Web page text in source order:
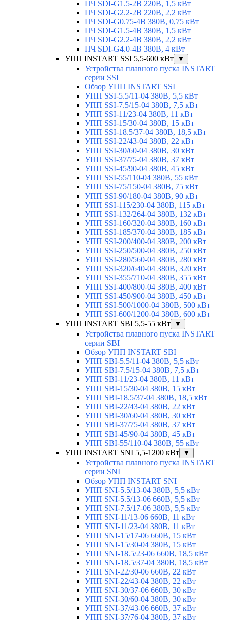
ПЧ SDI-G1.5-2B 220В, 1,5 кВт
ПЧ SDI-G2.2-2B 220В, 2,2 кВт
ПЧ SDI-G0.75-4B 380В, 0,75 кВт
ПЧ SDI-G1.5-4B 380В, 1,5 кВт
ПЧ SDI-G2.2-4B 380В, 2,2 кВт
ПЧ SDI-G4.0-4B 380В, 4 кВт
УПП INSTART SSI 5,5-600 кВт
▼
Устройства плавного пуска INSTART
серии SSI
Обзор УПП INSTART SSI
УПП SSI-5.5/11-04 380В, 5,5 кВт
УПП SSI-7.5/15-04 380В, 7,5 кВт
УПП SSI-11/23-04 380В, 11 кВт
УПП SSI-15/30-04 380В, 15 кВт
УПП SSI-18.5/37-04 380В, 18,5 кВт
УПП SSI-22/43-04 380В, 22 кВт
УПП SSI-30/60-04 380В, 30 кВт
УПП SSI-37/75-04 380В, 37 кВт
УПП SSI-45/90-04 380В, 45 кВт
УПП SSI-55/110-04 380В, 55 кВт
УПП SSI-75/150-04 380В, 75 кВт
УПП SSI-90/180-04 380В, 90 кВт
УПП SSI-115/230-04 380В, 115 кВт
УПП SSI-132/264-04 380В, 132 кВт
УПП SSI-160/320-04 380В, 160 кВт
УПП SSI-185/370-04 380В, 185 кВт
УПП SSI-200/400-04 380В, 200 кВт
УПП SSI-250/500-04 380В, 250 кВт
УПП SSI-280/560-04 380В, 280 кВт
УПП SSI-320/640-04 380В, 320 кВт
УПП SSI-355/710-04 380В, 355 кВт
УПП SSI-400/800-04 380В, 400 кВт
УПП SSI-450/900-04 380В, 450 кВт
УПП SSI-500/1000-04 380В, 500 кВт
УПП SSI-600/1200-04 380В, 600 кВт
УПП INSTART SBI 5,5-55 кВт
▼
Устройства плавного пуска INSTART
серии SBI
Обзор УПП INSTART SBI
УПП SBI-5.5/11-04 380В, 5,5 кВт
УПП SBI-7.5/15-04 380В, 7,5 кВт
УПП SBI-11/23-04 380В, 11 кВт
УПП SBI-15/30-04 380В, 15 кВт
УПП SBI-18.5/37-04 380В, 18,5 кВт
УПП SBI-22/43-04 380В, 22 кВт
УПП SBI-30/60-04 380В, 30 кВт
УПП SBI-37/75-04 380В, 37 кВт
УПП SBI-45/90-04 380В, 45 кВт
УПП SBI-55/110-04 380В, 55 кВт
УПП INSTART SNI 5,5-1200 кВт
▼
Устройства плавного пуска INSTART
серии SNI
Обзор УПП INSTART SNI
УПП SNI-5.5/13-04 380В, 5,5 кВт
УПП SNI-5.5/13-06 660В, 5,5 кВт
УПП SNI-7.5/17-06 380В, 5,5 кВт
УПП SNI-11/13-06 660В, 11 кВт
УПП SNI-11/23-04 380В, 11 кВт
УПП SNI-15/17-06 660В, 15 кВт
УПП SNI-15/30-04 380В, 15 кВт
УПП SNI-18.5/23-06 660В, 18,5 кВт
УПП SNI-18.5/37-04 380В, 18,5 кВт
УПП SNI-22/30-06 660В, 22 кВт
УПП SNI-22/43-04 380В, 22 кВт
УПП SNI-30/37-06 660В, 30 кВт
УПП SNI-30/60-04 380В, 30 кВт
УПП SNI-37/43-06 660В, 37 кВт
УПП SNI-37/76-04 380В, 37 кВт